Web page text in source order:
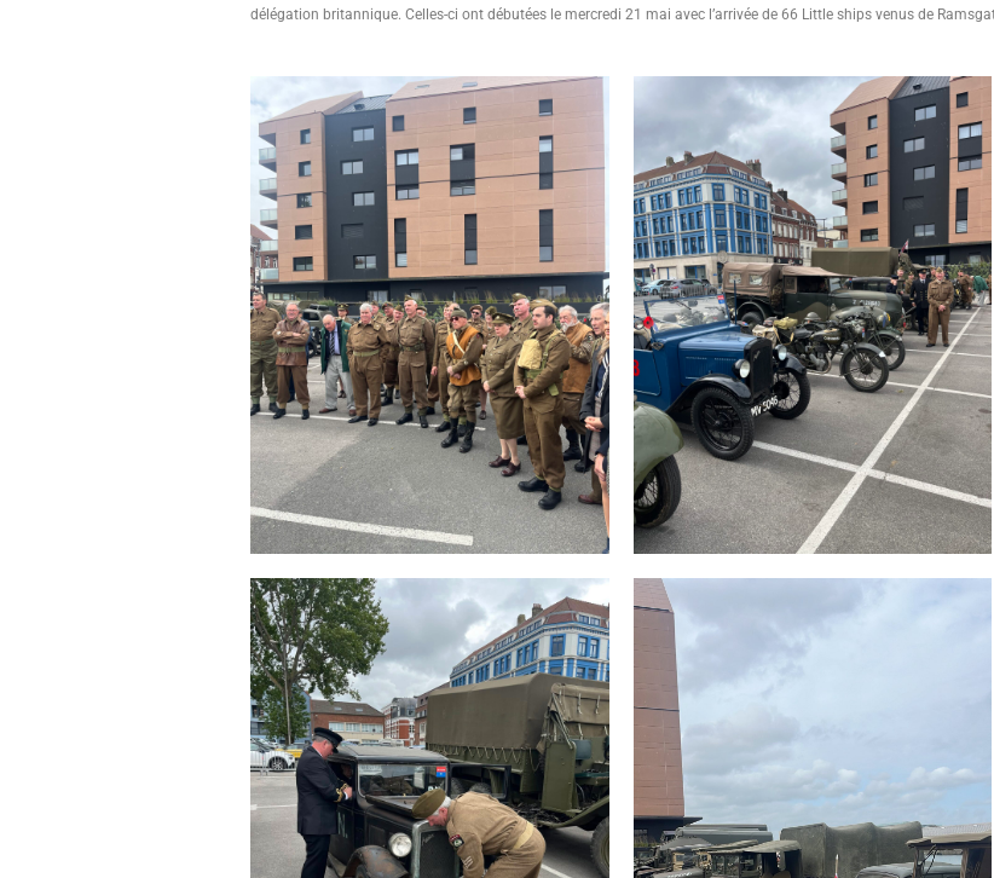
délégation britannique. Celles-ci ont débutées le mercredi 21 mai avec l’arrivée de 66 Little ships venus de